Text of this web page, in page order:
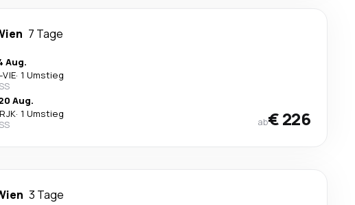
7 Tage
Aug.
VIE· 1 Umstieg
Aug.
RJK· 1 Umstieg
ab€ 226
3 Tage